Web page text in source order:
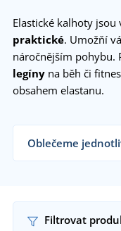
Elastické kalhoty jsou
praktické. Umožňí
náročnějším pohybu.
legíny na běh či
obsahem elastanu.
Oblečeme
Filtrovat